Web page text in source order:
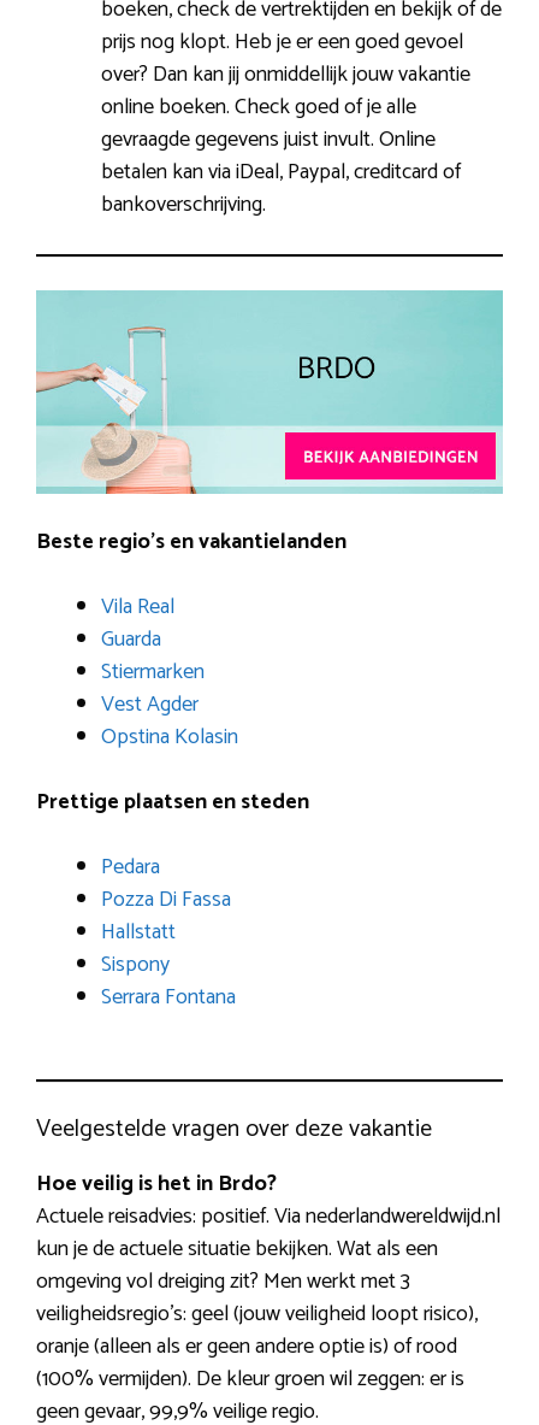
boeken, check de vertrektijden en bekijk of de
prijs nog klopt. Heb je er een goed gevoel
over? Dan kan jij onmiddellijk jouw vakantie
online boeken. Check goed of je alle
gevraagde gegevens juist invult. Online
betalen kan via iDeal, Paypal, creditcard of
bankoverschrijving.
Beste regio’s en vakantielanden
Vila Real
Guarda
Stiermarken
Vest Agder
Opstina Kolasin
Prettige plaatsen en steden
Pedara
Pozza Di Fassa
Hallstatt
Sispony
Serrara Fontana
Veelgestelde vragen over deze vakantie
Hoe veilig is het in Brdo?
Actuele reisadvies: positief. Via nederlandwereldwijd.nl
kun je de actuele situatie bekijken. Wat als een
omgeving vol dreiging zit? Men werkt met 3
veiligheidsregio’s: geel (jouw veiligheid loopt risico),
oranje (alleen als er geen andere optie is) of rood
(100% vermijden). De kleur groen wil zeggen: er is
geen gevaar, 99,9% veilige regio.